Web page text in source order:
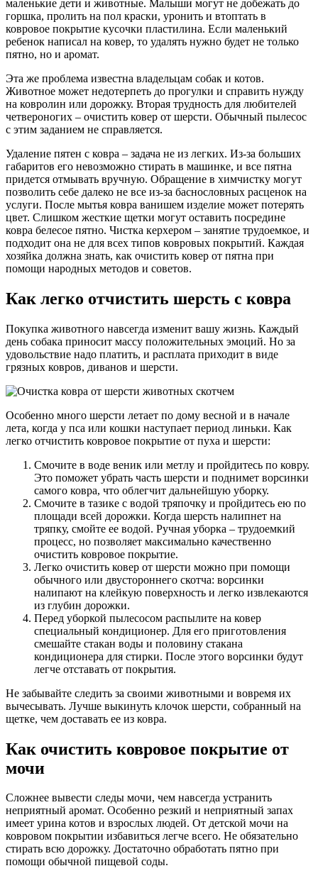
маленькие дети и животные. Малыши могут не добежать до
горшка, пролить на пол краски, уронить и втоптать в
ковровое покрытие кусочки пластилина. Если маленький
ребенок написал на ковер, то удалять нужно будет не только
пятно, но и аромат.
Эта же проблема известна владельцам собак и котов.
Животное может недотерпеть до прогулки и справить нужду
на ковролин или дорожку. Вторая трудность для любителей
четвероногих – очистить ковер от шерсти. Обычный пылесос
с этим заданием не справляется.
Удаление пятен с ковра – задача не из легких. Из-за больших
габаритов его невозможно стирать в машинке, и все пятна
придется отмывать вручную. Обращение в химчистку могут
позволить себе далеко не все из-за баснословных расценок на
услуги. После мытья ковра ванишем изделие может потерять
цвет. Слишком жесткие щетки могут оставить посредине
ковра белесое пятно. Чистка керхером – занятие трудоемкое, и
подходит она не для всех типов ковровых покрытий. Каждая
хозяйка должна знать, как очистить ковер от пятна при
помощи народных методов и советов.
Как легко отчистить шерсть с ковра
Покупка животного навсегда изменит вашу жизнь. Каждый
день собака приносит массу положительных эмоций. Но за
удовольствие надо платить, и расплата приходит в виде
грязных ковров, диванов и шерсти.
Особенно много шерсти летает по дому весной и в начале
лета, когда у пса или кошки наступает период линьки. Как
легко отчистить ковровое покрытие от пуха и шерсти:
Смочите в воде веник или метлу и пройдитесь по ковру.
Это поможет убрать часть шерсти и поднимет ворсинки
самого ковра, что облегчит дальнейшую уборку.
Смочите в тазике с водой тряпочку и пройдитесь ею по
площади всей дорожки. Когда шерсть налипнет на
тряпку, смойте ее водой. Ручная уборка – трудоемкий
процесс, но позволяет максимально качественно
очистить ковровое покрытие.
Легко очистить ковер от шерсти можно при помощи
обычного или двустороннего скотча: ворсинки
налипают на клейкую поверхность и легко извлекаются
из глубин дорожки.
Перед уборкой пылесосом распылите на ковер
специальный кондиционер. Для его приготовления
смешайте стакан воды и половину стакана
кондиционера для стирки. После этого ворсинки будут
легче отставать от покрытия.
Не забывайте следить за своими животными и вовремя их
вычесывать. Лучше выкинуть клочок шерсти, собранный на
щетке, чем доставать ее из ковра.
Как очистить ковровое покрытие от
мочи
Сложнее вывести следы мочи, чем навсегда устранить
неприятный аромат. Особенно резкий и неприятный запах
имеет урина котов и взрослых людей. От детской мочи на
ковровом покрытии избавиться легче всего. Не обязательно
стирать всю дорожку. Достаточно обработать пятно при
помощи обычной пищевой соды.